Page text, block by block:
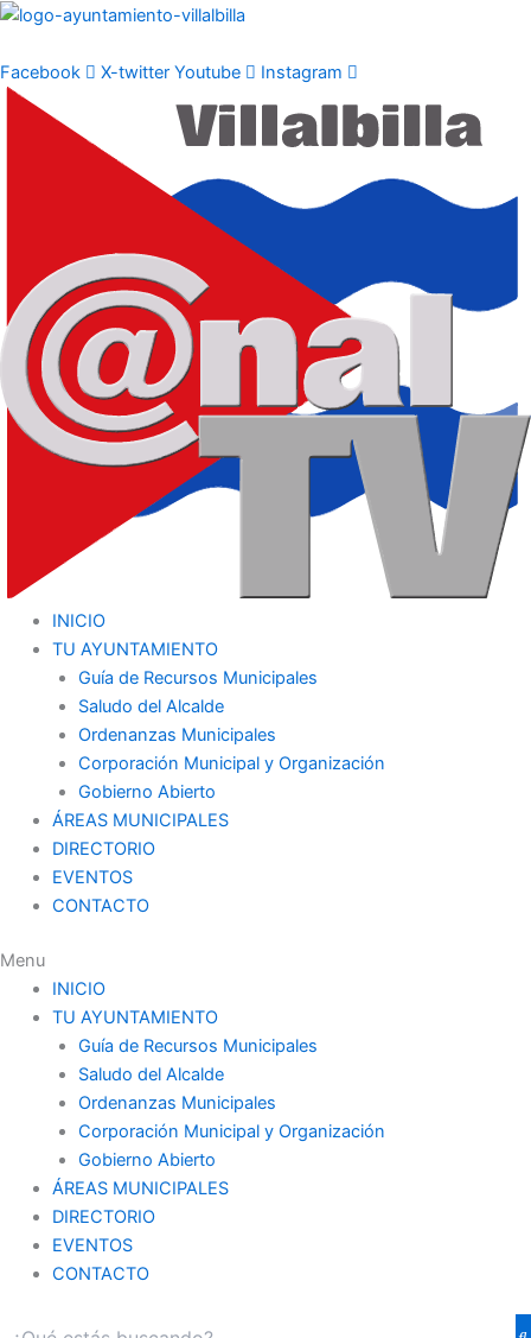
Ir
contenido
Facebook X-twitter Youtube Instagram
INICIO
TU AYUNTAMIENTO
Guía de Recursos Municipales
Saludo del Alcalde
Ordenanzas Municipales
Corporación Municipal y Organización
Gobierno Abierto
ÁREAS MUNICIPALES
DIRECTORIO
EVENTOS
CONTACTO
Menu
INICIO
TU AYUNTAMIENTO
Guía de Recursos Municipales
Saludo del Alcalde
Ordenanzas Municipales
Corporación Municipal y Organización
Gobierno Abierto
ÁREAS MUNICIPALES
DIRECTORIO
EVENTOS
CONTACTO